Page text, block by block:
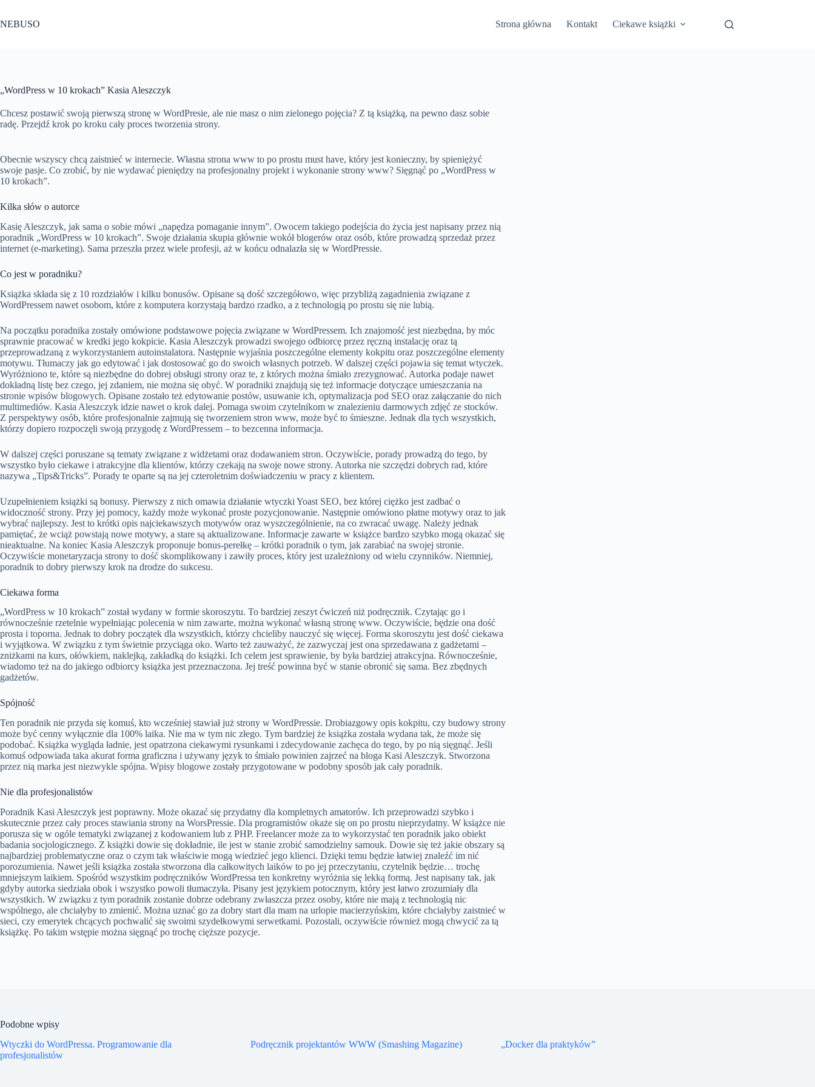
treści
NEBUSO Strona główna Kontakt Ciekawe książki
„WordPress w 10 krokach” Kasia Aleszczyk
Chcesz postawić swoją pierwszą stronę w WordPresie, ale nie masz o nim zielonego pojęcia? Z tą książką, na pewno dasz sobie
radę. Przejdź krok po kroku cały proces tworzenia strony.
Obecnie wszyscy chcą zaistnieć w internecie. Własna strona www to po prostu must have, który jest konieczny, by spieniężyć
swoje pasje. Co zrobić, by nie wydawać pieniędzy na profesjonalny projekt i wykonanie strony www? Sięgnąć po „WordPress w
10 krokach”.
Kilka słów o autorce
Kasię Aleszczyk, jak sama o sobie mówi „napędza pomaganie innym”. Owocem takiego podejścia do życia jest napisany przez nią
poradnik „WordPress w 10 krokach”. Swoje działania skupia głównie wokół blogerów oraz osób, które prowadzą sprzedaż przez
internet (e-marketing). Sama przeszła przez wiele profesji, aż w końcu odnalazła się w WordPressie.
Co jest w poradniku?
Książka składa się z 10 rozdziałów i kilku bonusów. Opisane są dość szczegółowo, więc przybliżą zagadnienia związane z
WordPressem nawet osobom, które z komputera korzystają bardzo rzadko, a z technologią po prostu się nie lubią.
Na początku poradnika zostały omówione podstawowe pojęcia związane w WordPressem. Ich znajomość jest niezbędna, by móc
sprawnie pracować w kredki jego kokpicie. Kasia Aleszczyk prowadzi swojego odbiorcę przez ręczną instalację oraz tą
przeprowadzaną z wykorzystaniem autoinstalatora. Następnie wyjaśnia poszczególne elementy kokpitu oraz poszczególne elementy
motywu. Tłumaczy jak go edytować i jak dostosować go do swoich własnych potrzeb. W dalszej części pojawia się temat wtyczek.
Wyróżniono te, które są niezbędne do dobrej obsługi strony oraz te, z których można śmiało zrezygnować. Autorka podaje nawet
dokładną listę bez czego, jej zdaniem, nie można się obyć. W poradniki znajdują się też informacje dotyczące umieszczania na
stronie wpisów blogowych. Opisane zostało też edytowanie postów, usuwanie ich, optymalizacja pod SEO oraz załączanie do nich
multimediów. Kasia Aleszczyk idzie nawet o krok dalej. Pomaga swoim czytelnikom w znalezieniu darmowych zdjęć ze stocków.
Z perspektywy osób, które profesjonalnie zajmują się tworzeniem stron www, może być to śmieszne. Jednak dla tych wszystkich,
którzy dopiero rozpoczęli swoją przygodę z WordPressem – to bezcenna informacja.
W dalszej części poruszane są tematy związane z widżetami oraz dodawaniem stron. Oczywiście, porady prowadzą do tego, by
wszystko było ciekawe i atrakcyjne dla klientów, którzy czekają na swoje nowe strony. Autorka nie szczędzi dobrych rad, które
nazywa „Tips&Tricks”. Porady te oparte są na jej czteroletnim doświadczeniu w pracy z klientem.
Uzupełnieniem książki są bonusy. Pierwszy z nich omawia działanie wtyczki Yoast SEO, bez której ciężko jest zadbać o
widoczność strony. Przy jej pomocy, każdy może wykonać proste pozycjonowanie. Następnie omówiono płatne motywy oraz to jak
wybrać najlepszy. Jest to krótki opis najciekawszych motywów oraz wyszczególnienie, na co zwracać uwagę. Należy jednak
pamiętać, że wciąż powstają nowe motywy, a stare są aktualizowane. Informacje zawarte w książce bardzo szybko mogą okazać się
nieaktualne. Na koniec Kasia Aleszczyk proponuje bonus-perełkę – krótki poradnik o tym, jak zarabiać na swojej stronie.
Oczywiście monetaryzacja strony to dość skomplikowany i zawiły proces, który jest uzależniony od wielu czynników. Niemniej,
poradnik to dobry pierwszy krok na drodze do sukcesu.
Ciekawa forma
„WordPress w 10 krokach” został wydany w formie skoroszytu. To bardziej zeszyt ćwiczeń niż podręcznik. Czytając go i
równocześnie rzetelnie wypełniając polecenia w nim zawarte, można wykonać własną stronę www. Oczywiście, będzie ona dość
prosta i toporna. Jednak to dobry początek dla wszystkich, którzy chcieliby nauczyć się więcej. Forma skoroszytu jest dość ciekawa
i wyjątkowa. W związku z tym świetnie przyciąga oko. Warto też zauważyć, że zazwyczaj jest ona sprzedawana z gadżetami –
zniżkami na kurs, ołówkiem, naklejką, zakładką do książki. Ich celem jest sprawienie, by była bardziej atrakcyjna. Równocześnie,
wiadomo też na do jakiego odbiorcy książka jest przeznaczona. Jej treść powinna być w stanie obronić się sama. Bez zbędnych
gadżetów.
Spójność
Ten poradnik nie przyda się komuś, kto wcześniej stawiał już strony w WordPressie. Drobiazgowy opis kokpitu, czy budowy strony
może być cenny wyłącznie dla 100% laika. Nie ma w tym nic złego. Tym bardziej że książka została wydana tak, że może się
podobać. Książka wygląda ładnie, jest opatrzona ciekawymi rysunkami i zdecydowanie zachęca do tego, by po nią sięgnąć. Jeśli
komuś odpowiada taka akurat forma graficzna i używany język to śmiało powinien zajrzeć na bloga Kasi Aleszczyk. Stworzona
przez nią marka jest niezwykle spójna. Wpisy blogowe zostały przygotowane w podobny sposób jak cały poradnik.
Nie dla profesjonalistów
Poradnik Kasi Aleszczyk jest poprawny. Może okazać się przydatny dla kompletnych amatorów. Ich przeprowadzi szybko i
skutecznie przez cały proces stawiania strony na WorsPressie. Dla programistów okaże się on po prostu nieprzydatny. W książce nie
porusza się w ogóle tematyki związanej z kodowaniem lub z PHP. Freelancer może za to wykorzystać ten poradnik jako obiekt
badania socjologicznego. Z książki dowie się dokładnie, ile jest w stanie zrobić samodzielny samouk. Dowie się też jakie obszary są
najbardziej problematyczne oraz o czym tak właściwie mogą wiedzieć jego klienci. Dzięki temu będzie łatwiej znaleźć im nić
porozumienia. Nawet jeśli książka została stworzona dla całkowitych laików to po jej przeczytaniu, czytelnik będzie… trochę
mniejszym laikiem. Spośród wszystkim podręczników WordPressa ten konkretny wyróżnia się lekką formą. Jest napisany tak, jak
gdyby autorka siedziała obok i wszystko powoli tłumaczyła. Pisany jest językiem potocznym, który jest łatwo zrozumiały dla
wszystkich. W związku z tym poradnik zostanie dobrze odebrany zwłaszcza przez osoby, które nie mają z technologią nic
wspólnego, ale chciałyby to zmienić. Można uznać go za dobry start dla mam na urlopie macierzyńskim, które chciałyby zaistnieć w
sieci, czy emerytek chcących pochwalić się swoimi szydełkowymi serwetkami. Pozostali, oczywiście również mogą chwycić za tą
książkę. Po takim wstępie można sięgnąć po trochę cięższe pozycje.
Podobne wpisy
Wtyczki do WordPressa. Programowanie dla
profesjonalistów
Podręcznik projektantów WWW (Smashing Magazine) „Docker dla praktyków”